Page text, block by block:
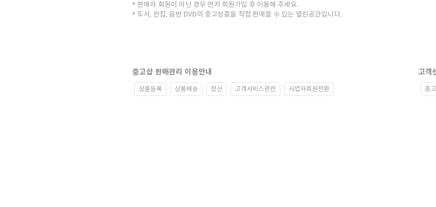
판매자 회원이 아닌 경우 먼저 회원가입 후 이용해 주세요.
도서, 전집, 음반 DVD의 중고상품을 직접 판매할 수 있는 열린공간입니다.
중고샵 판매관리 이용안내
상품등록 상품배송 정산 고객서비스관련 사업자회원전환
고객
중